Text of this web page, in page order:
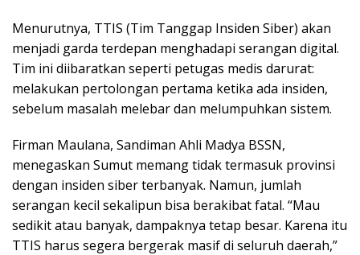
Menurutnya, TTIS (Tim Tanggap Insiden Siber) akan
menjadi garda terdepan menghadapi serangan digital.
Tim ini diibaratkan seperti petugas medis darurat:
melakukan pertolongan pertama ketika ada insiden,
sebelum masalah melebar dan melumpuhkan sistem.
Firman Maulana, Sandiman Ahli Madya BSSN,
menegaskan Sumut memang tidak termasuk provinsi
dengan insiden siber terbanyak. Namun, jumlah
serangan kecil sekalipun bisa berakibat fatal. “Mau
sedikit atau banyak, dampaknya tetap besar. Karena itu
TTIS harus segera bergerak masif di seluruh daerah,”